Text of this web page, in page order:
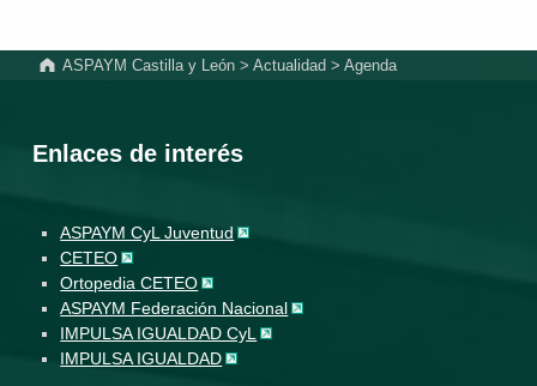
ASPAYM Castilla y León >Actualidad >Agenda
Enlaces de interés
ASPAYM CyL Juventud
CETEO
Ortopedia CETEO
ASPAYM Federación Nacional
IMPULSA IGUALDAD CyL
IMPULSA IGUALDAD